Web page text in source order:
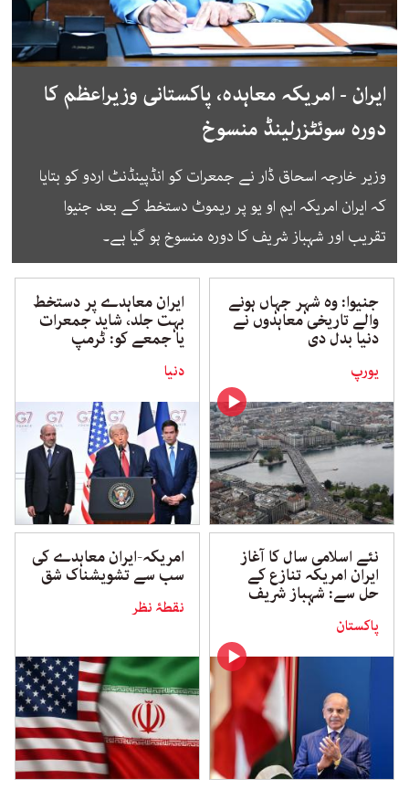
ایران - امریکہ معاہدہ، پاکستانی وزیراعظم کا
دورہ سوئٹزرلینڈ منسوخ
وزیر خارجہ اسحاق ڈار نے جمعرات کو انڈپینڈنٹ اردو کو بتایا
کہ ایران امریکہ ایم او یو پر ریموٹ دستخط کے بعد جنیوا
تقریب اور شہباز شریف کا دورہ منسوخ ہو گیا ہے۔
جنیوا: وہ شہر جہاں ہونے
والے تاریخی معاہدوں نے
دنیا بدل دی
یورپ
ایران معاہدے پر دستخط
بہت جلد، شاید جمعرات
یا جمعے کو: ٹرمپ
دنیا
نئے اسلامی سال کا آغاز
ایران امریکہ تنازع کے
حل سے: شہباز شریف
پاکستان
امریکہ-ایران معاہدے کی
سب سے تشویشناک شق
نقطۂ نظر